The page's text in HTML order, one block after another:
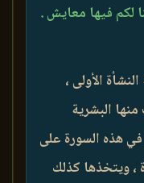
لكم فيها معايش .
الأولى ،
البشرية
هذه السورة على
ويتخذها كذلك